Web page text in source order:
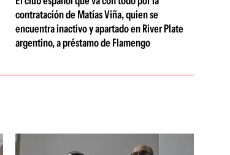
contratación de Matías Viña, quien se
encuentra inactivo y apartado en River Plate
argentino, a préstamo de Flamengo